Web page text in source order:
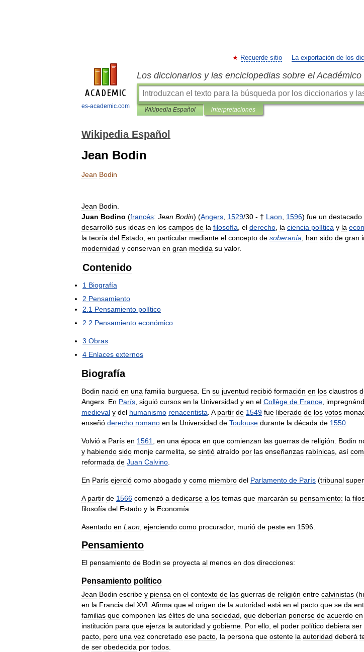
es-academic.com
Recuerde sitio La exportación de los
Los diccionarios y las enciclopedias sobre el Académico
Wikipedia Español interpretaciones
Wikipedia Español
Jean Bodin
Jean Bodin
Jean Bodin
Juan Bodino (francés: Jean Bodin) (Angers 1529/30 - † Laon 1596) fue un destacado
desarrolló sus ideas en los campos de la filosofía el derecho la ciencia política y la
la teoría del Estado en particular mediante el concepto de soberanía han sido de gran
modernidad y conservan en gran medida su valor.
Contenido
1 Biografía
2 Pensamiento
2 1 Pensamiento político
2 2 Pensamiento económico
3 Obras
4 Enlaces externos
Biografía
Bodin nació en una familia burguesa En su juventud recibió formación en los claustros
Angers En París siguió cursos en la Universidad y en el Collège de France
medieval y del humanismo renacentista A partir de 1549 fue liberado de los votos
enseñó derecho romano en la Universidad de Toulouse durante la década de 1550
Volvió a París en 1561 en una época en que comienzan las guerras de religión Bodin
y habiendo sido monje carmelita se sintió atraído por las enseñanzas rabínicas así
reformada de Juan Calvino
En París ejerció como abogado y como miembro del Parlamento de París (tribunal
A partir de 1566 comenzó a dedicarse a los temas que marcarán su pensamiento: la
filosofía del Estado y la Economía
Asentado en Laon ejerciendo como procurador, murió de peste en 1596
Pensamiento
El pensamiento de Bodin se proyecta al menos en dos direcciones:
Pensamiento político
Jean Bodin escribe y piensa en el contexto de las guerras de religión entre calvinistas (
en la Francia del XVI Afirma que el origen de la autoridad está en el pacto que se da
familias que componen las élites de una sociedad que deberían ponerse de acuerdo en
institución para que ejerza la autoridad y gobierne Por ello el poder político debiera ser
pacto pero una vez concretado ese pacto la persona que ostente la autoridad deberá
de ser obedecida por todos